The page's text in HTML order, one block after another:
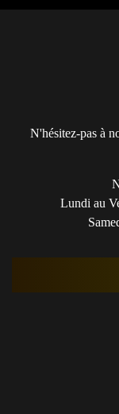
N'hésitez-pas à
Lundi au